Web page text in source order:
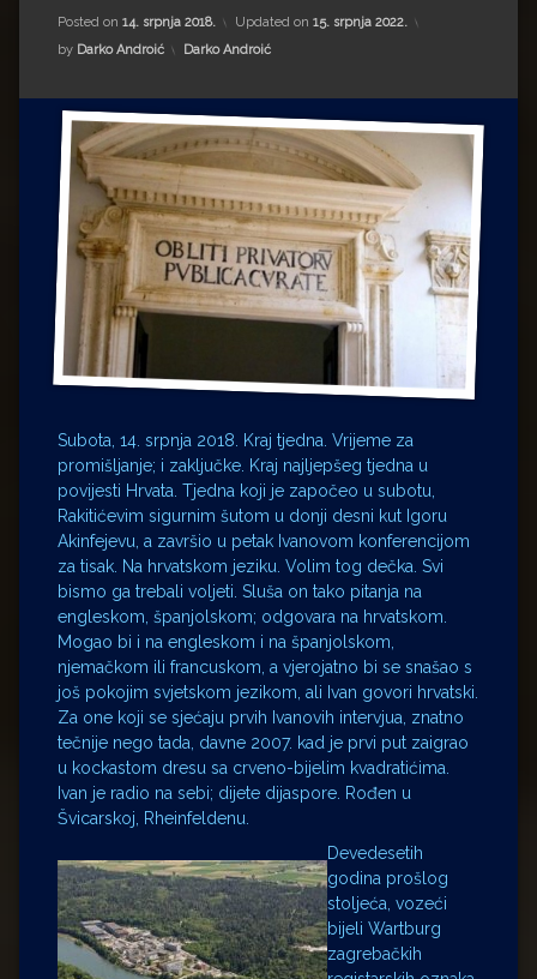
Drugi autori
Drugi autori
Matea Andrić
Ljiljana Lekanić-Kljaić
Željko Krznarić
Mario Lovreković
Miroslav Šantek
Posted on 14. srpnja 2018. Updated on 15. srpnja 2022.
by Darko Androić Kategorije:
Darko Androić
Subota, 14. srpnja 2018. Kraj tjedna. Vrijeme za
promišljanje; i zaključke. Kraj najljepšeg tjedna u
povijesti Hrvata. Tjedna koji je započeo u subotu,
Rakitićevim sigurnim šutom u donji desni kut Igoru
Akinfejevu, a završio u petak Ivanovom konferencijom
za tisak. Na hrvatskom jeziku. Volim tog dečka. Svi
bismo ga trebali voljeti. Sluša on tako pitanja na
engleskom, španjolskom; odgovara na hrvatskom.
Mogao bi i na engleskom i na španjolskom,
njemačkom ili francuskom, a vjerojatno bi se snašao s
još pokojim svjetskom jezikom, ali Ivan govori hrvatski.
Za one koji se sjećaju prvih Ivanovih intervjua, znatno
tečnije nego tada, davne 2007. kad je prvi put zaigrao
u kockastom dresu sa crveno-bijelim kvadratićima.
Ivan je radio na sebi; dijete dijaspore. Rođen u
Švicarskoj, Rheinfeldenu.
Devedesetih
godina prošlog
stoljeća, vozeći
bijeli Wartburg
zagrebačkih